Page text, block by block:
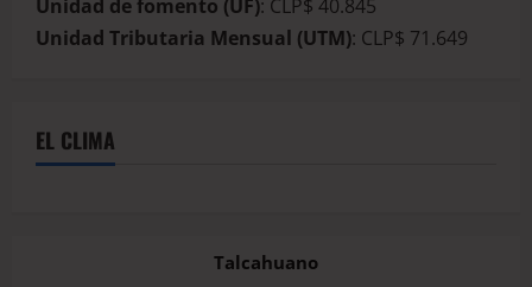
Unidad de fomento (UF): CLP$ 40.845
Unidad Tributaria Mensual (UTM): CLP$ 71.649
EL CLIMA
Talcahuano